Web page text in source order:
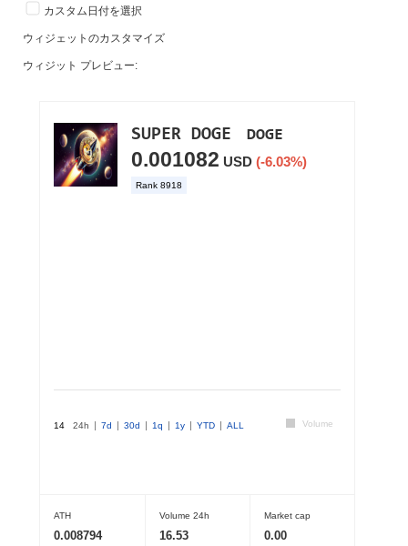
カスタム日付を選択
ウィジェットのカスタマイズ
ウィジット プレビュー: